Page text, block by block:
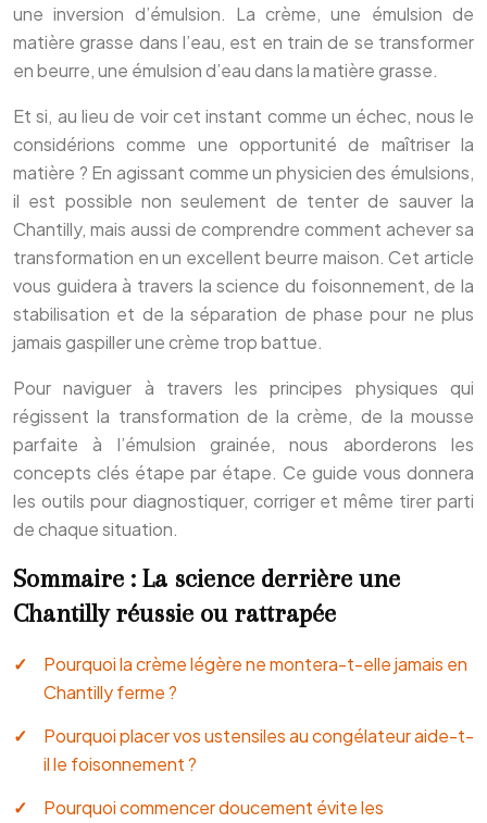
une inversion d’émulsion. La crème, une émulsion de
matière grasse dans l’eau, est en train de se transformer
en beurre, une émulsion d’eau dans la matière grasse.
Et si, au lieu de voir cet instant comme un échec, nous le
considérions comme une opportunité de maîtriser la
matière ? En agissant comme un physicien des émulsions,
il est possible non seulement de tenter de sauver la
Chantilly, mais aussi de comprendre comment achever sa
transformation en un excellent beurre maison. Cet article
vous guidera à travers la science du foisonnement, de la
stabilisation et de la séparation de phase pour ne plus
jamais gaspiller une crème trop battue.
Pour naviguer à travers les principes physiques qui
régissent la transformation de la crème, de la mousse
parfaite à l’émulsion grainée, nous aborderons les
concepts clés étape par étape. Ce guide vous donnera
les outils pour diagnostiquer, corriger et même tirer parti
de chaque situation.
Sommaire : La science derrière une
Chantilly réussie ou rattrapée
Pourquoi la crème légère ne montera-t-elle jamais en
Chantilly ferme ?
Pourquoi placer vos ustensiles au congélateur aide-t-
il le foisonnement ?
Pourquoi commencer doucement évite les